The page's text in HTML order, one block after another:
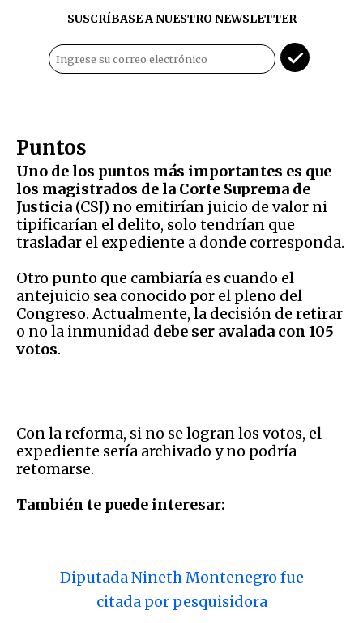
SUSCRÍBASE A NUESTRO NEWSLETTER
Puntos
Uno de los puntos más importantes es que
los magistrados de la Corte Suprema de
Justicia (CSJ) no emitirían juicio de valor ni
tipificarían el delito, solo tendrían que
trasladar el expediente a donde corresponda.
Otro punto que cambiaría es cuando el
antejuicio sea conocido por el pleno del
Congreso. Actualmente, la decisión de retirar
o no la inmunidad debe ser avalada con 105
votos.
Con la reforma, si no se logran los votos, el
expediente sería archivado y no podría
retomarse.
También te puede interesar:
Diputada Nineth Montenegro fue
citada por pesquisidora